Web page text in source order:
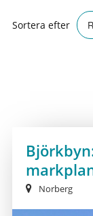
Sortera efter
Norberg